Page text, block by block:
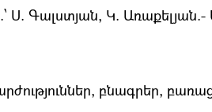
Ս. Գալստյան, Կ.
բնագրեր,